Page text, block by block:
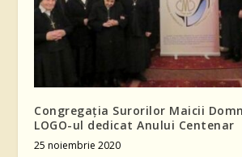
Congregația Surorilor Maicii
LOGO-ul dedicat Anului Centenar
25 noiembrie 2020